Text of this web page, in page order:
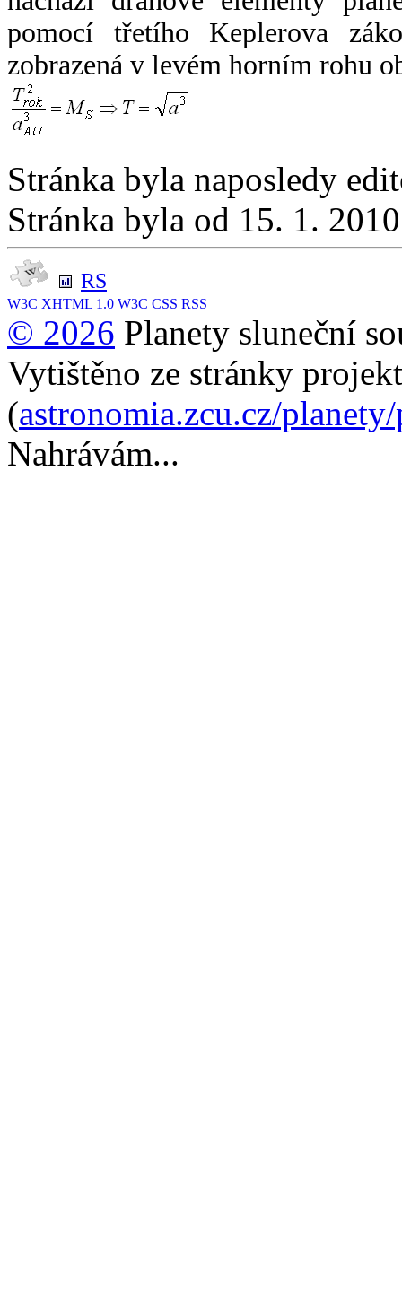
pomocí třetího Keplerova
zobrazená v levém horním rohu
Stránka byla naposledy
Stránka byla od 15. 1.
RS
W3C XHTML 1.0 W3C CSS RSS
© 2026 Planety sluneční
Vytištěno ze stránky
(astronomia.zcu.cz/
Nahrávám...